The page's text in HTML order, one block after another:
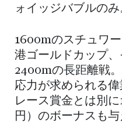
ォイッジバブルのみ
1600mのスチュワ
港ゴールドカップ
2400mの長距離戦
応力が求められる
レース賞金とは別
円）のボーナスも与